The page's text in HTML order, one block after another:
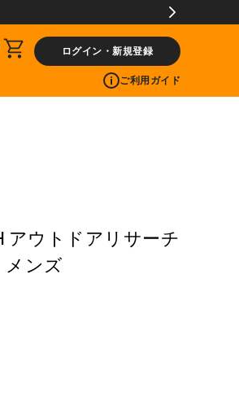
ログイン・新規登録
ご利用ガイド
アウトドアリサーチ
メンズ